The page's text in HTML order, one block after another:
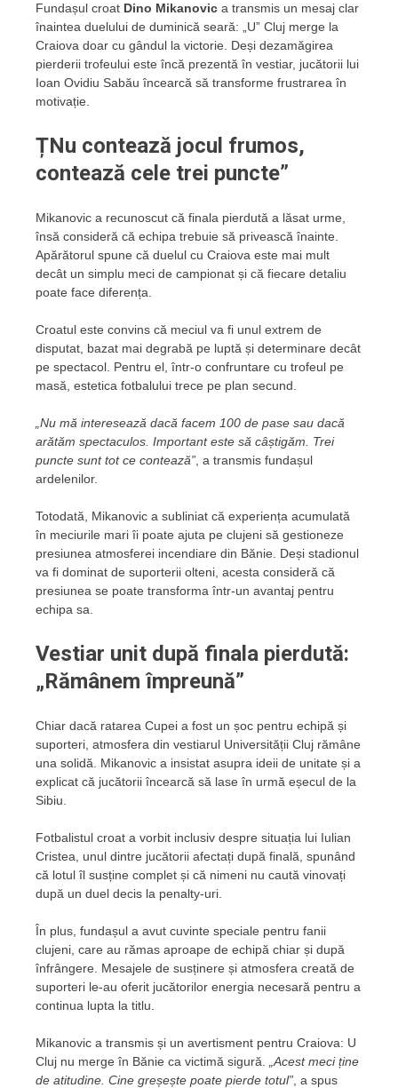
Fundașul croat Dino Mikanovic a transmis un mesaj clar
înaintea duelului de duminică seară: „U” Cluj merge la
Craiova doar cu gândul la victorie. Deși dezamăgirea
pierderii trofeului este încă prezentă în vestiar, jucătorii lui
Ioan Ovidiu Sabău încearcă să transforme frustrarea în
motivație.
ȚNu contează jocul frumos,
contează cele trei puncte”
Mikanovic a recunoscut că finala pierdută a lăsat urme,
însă consideră că echipa trebuie să privească înainte.
Apărătorul spune că duelul cu Craiova este mai mult
decât un simplu meci de campionat și că fiecare detaliu
poate face diferența.
Croatul este convins că meciul va fi unul extrem de
disputat, bazat mai degrabă pe luptă și determinare decât
pe spectacol. Pentru el, într-o confruntare cu trofeul pe
masă, estetica fotbalului trece pe plan secund.
„Nu mă interesează dacă facem 100 de pase sau dacă
arătăm spectaculos. Important este să câștigăm. Trei
puncte sunt tot ce contează” , a transmis fundașul
ardelenilor.
Totodată, Mikanovic a subliniat că experiența acumulată
în meciurile mari îi poate ajuta pe clujeni să gestioneze
presiunea atmosferei incendiare din Bănie. Deși stadionul
va fi dominat de suporterii olteni, acesta consideră că
presiunea se poate transforma într-un avantaj pentru
echipa sa.
Vestiar unit după finala pierdută:
„Rămânem împreună”
Chiar dacă ratarea Cupei a fost un șoc pentru echipă și
suporteri, atmosfera din vestiarul Universității Cluj rămâne
una solidă. Mikanovic a insistat asupra ideii de unitate și a
explicat că jucătorii încearcă să lase în urmă eșecul de la
Sibiu.
Fotbalistul croat a vorbit inclusiv despre situația lui Iulian
Cristea, unul dintre jucătorii afectați după finală, spunând
că lotul îl susține complet și că nimeni nu caută vinovați
după un duel decis la penalty-uri.
În plus, fundașul a avut cuvinte speciale pentru fanii
clujeni, care au rămas aproape de echipă chiar și după
înfrângere. Mesajele de susținere și atmosfera creată de
suporteri le-au oferit jucătorilor energia necesară pentru a
continua lupta la titlu.
Mikanovic a transmis și un avertisment pentru Craiova: U
Cluj nu merge în Bănie ca victimă sigură.
„Acest meci ține
de atitudine. Cine greșește poate pierde totul” , a spus